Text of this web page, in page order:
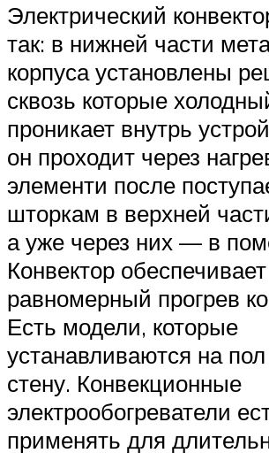
Электрический
так: в нижней части
корпуса установлены
сквозь которые
проникает внутрь
он проходит через
элементи после
шторкам в верхней
а уже через них — в
Конвектор
равномерный прогрев
Есть модели, которые
устанавливаются на
стену. Конвекционные
электрообогреватели
применять для